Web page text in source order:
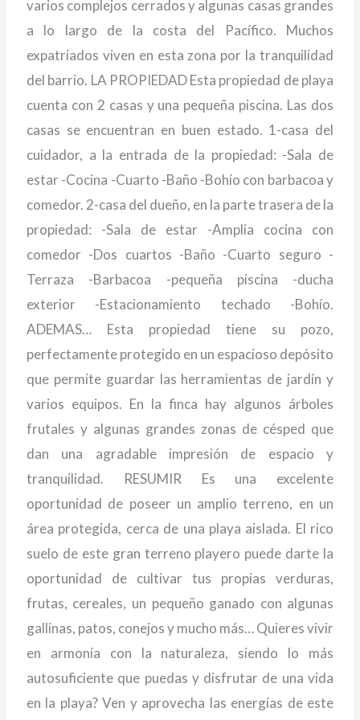
varios complejos cerrados y algunas casas grandes
a lo largo de la costa del Pacífico. Muchos
expatriados viven en esta zona por la tranquilidad
del barrio. LA PROPIEDAD Esta propiedad de playa
cuenta con 2 casas y una pequeña piscina. Las dos
casas se encuentran en buen estado. 1-casa del
cuidador, a la entrada de la propiedad: -Sala de
estar -Cocina -Cuarto -Baño -Bohío con barbacoa y
comedor. 2-casa del dueño, en la parte trasera de la
propiedad: -Sala de estar -Amplia cocina con
comedor -Dos cuartos -Baño -Cuarto seguro -
Terraza -Barbacoa -pequeña piscina -ducha
exterior -Estacionamiento techado -Bohío.
ADEMAS… Esta propiedad tiene su pozo,
perfectamente protegido en un espacioso depósito
que permite guardar las herramientas de jardín y
varios equipos. En la finca hay algunos árboles
frutales y algunas grandes zonas de césped que
dan una agradable impresión de espacio y
tranquilidad. RESUMIR Es una excelente
oportunidad de poseer un amplio terreno, en un
área protegida, cerca de una playa aislada. El rico
suelo de este gran terreno playero puede darte la
oportunidad de cultivar tus propias verduras,
frutas, cereales, un pequeño ganado con algunas
gallinas, patos, conejos y mucho más… Quieres vivir
en armonía con la naturaleza, siendo lo más
autosuficiente que puedas y disfrutar de una vida
en la playa? Ven y aprovecha las energías de este